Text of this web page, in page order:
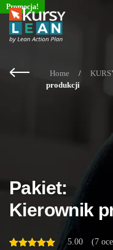
Promocja!
Home /
produkcji
Pakiet:
Kierownik
5.00 (7